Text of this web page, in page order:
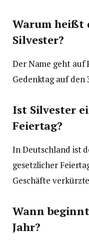
Warum heißt
Silvester?
Der Name geht auf
Gedenktag auf den
Ist Silvester
Feiertag?
In Deutschland ist
gesetzlicher
Geschäfte
Wann
Jahr?